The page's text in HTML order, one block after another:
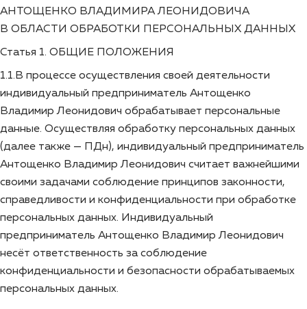
АНТОЩЕНКО ВЛАДИМИРА ЛЕОНИДОВИЧА
В ОБЛАСТИ ОБРАБОТКИ ПЕРСОНАЛЬНЫХ ДАННЫХ
Статья 1. ОБЩИЕ ПОЛОЖЕНИЯ
1.1.В процессе осуществления своей деятельности
индивидуальный предприниматель Антощенко
Владимир Леонидович обрабатывает персональные
данные. Осуществляя обработку персональных данных
(далее также — ПДн), индивидуальный предприниматель
Антощенко Владимир Леонидович считает важнейшими
своими задачами соблюдение принципов законности,
справедливости и конфиденциальности при обработке
персональных данных. Индивидуальный
предприниматель Антощенко Владимир Леонидович
несёт ответственность за соблюдение
конфиденциальности и безопасности обрабатываемых
персональных данных.